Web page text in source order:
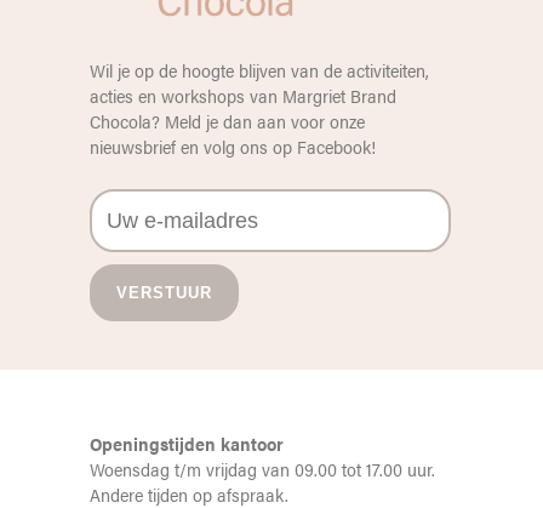
Wil je op de hoogte blijven van de activiteiten,
acties en workshops van Margriet Brand
Chocola? Meld je dan aan voor onze
nieuwsbrief en volg ons op Facebook!
Openingstijden kantoor
Woensdag t/m vrijdag van 09.00 tot 17.00 uur.
Andere tijden op afspraak.